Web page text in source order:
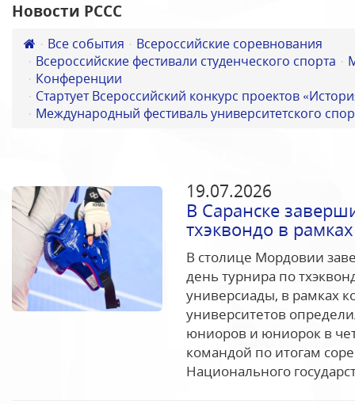
Новости РССС
Все события
Всероссийские соревнования
Всероссийские фестивали студенческого спорта
Конференции
Стартует Всероссийский конкурс проектов
Международный фестиваль университетского
19.07.2026
В Саранске
тхэквондо в
В столице Мордовии
день турнира по
универсиады, в рамках
университетов
юниоров и юниорок в
командой по итогам
Национального